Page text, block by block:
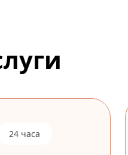
24 часа